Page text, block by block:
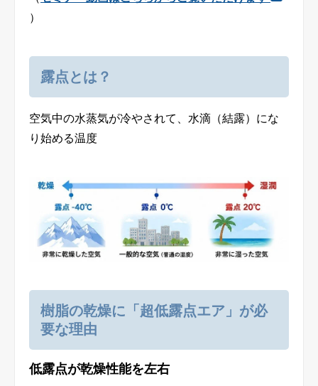
）
露点とは？
空気中の水蒸気が冷やされて、水滴（結露）にな
り始める温度
樹脂の乾燥に「超低露点エア」が必
要な理由
低露点が乾燥性能を左右